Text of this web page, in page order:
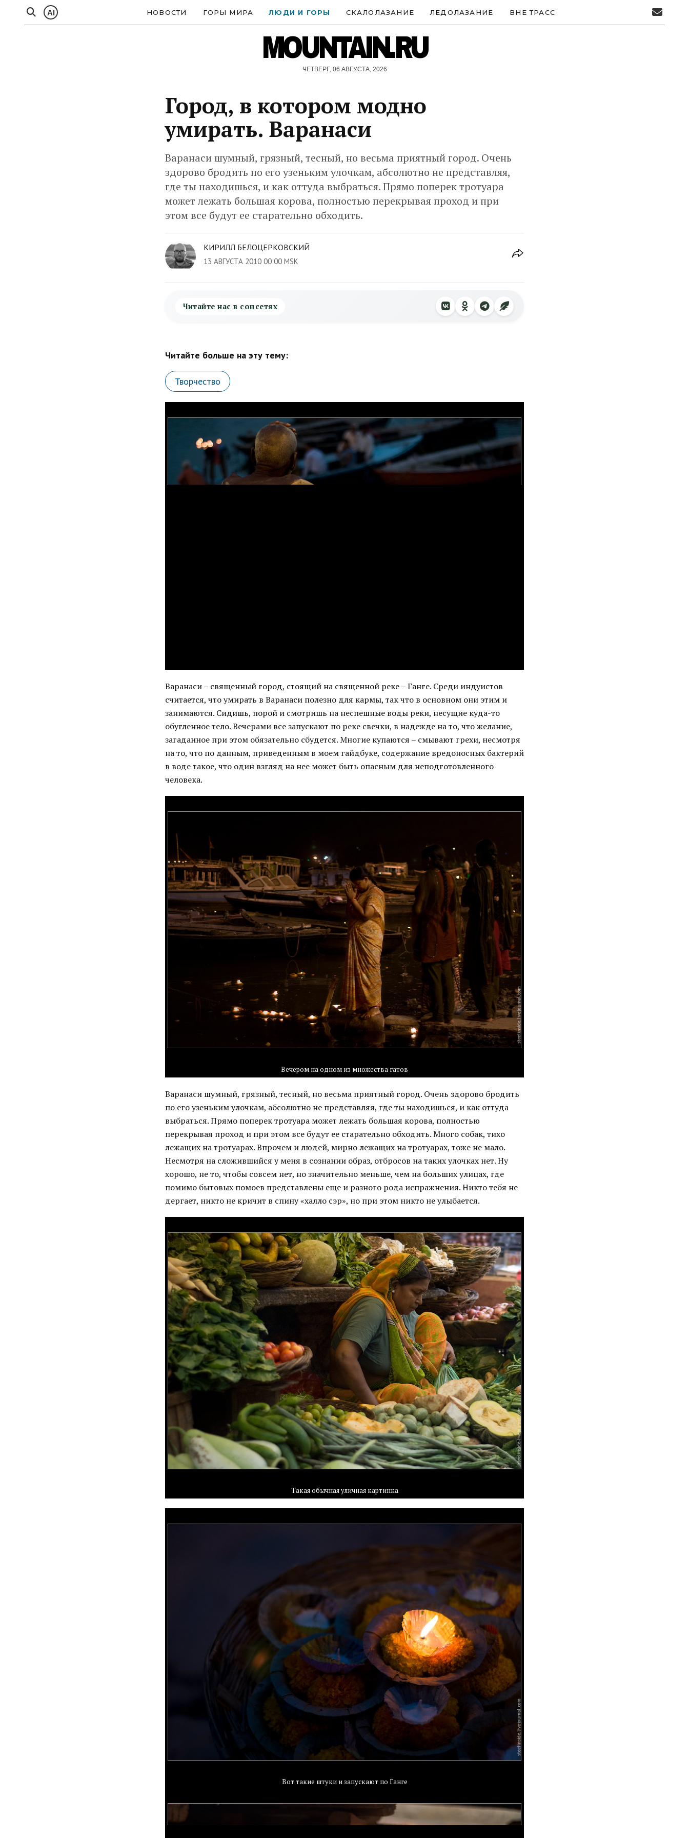
AI НОВОСТИ ГОРЫ МИРА ЛЮДИ И ГОРЫ СКАЛОЛАЗАНИЕ ЛЕДОЛАЗАНИЕ ВНЕ ТРАСС
MOUNTAIN.RU
ЧЕТВЕРГ, 06 АВГУСТА, 2026
Город, в котором модно
умирать. Варанаси
Варанаси шумный, грязный, тесный, но весьма приятный город. Очень
здорово бродить по его узеньким улочкам, абсолютно не представляя,
где ты находишься, и как оттуда выбраться. Прямо поперек тротуара
может лежать большая корова, полностью перекрывая проход и при
этом все будут ее старательно обходить.
КИРИЛЛ БЕЛОЦЕРКОВСКИЙ
13 АВГУСТА 2010 00:00 MSK
Читайте нас в соцсетях
Читайте больше на эту тему:
Творчество
Варанаси – священный город, стоящий на священной реке – Ганге. Среди индуистов
считается, что умирать в Варанаси полезно для кармы, так что в основном они этим и
занимаются. Сидишь, порой и смотришь на неспешные воды реки, несущие куда-то
обугленное тело. Вечерами все запускают по реке свечки, в надежде на то, что желание,
загаданное при этом обязательно сбудется. Многие купаются – смывают грехи, несмотря
на то, что по данным, приведенным в моем гайдбуке, содержание вредоносных бактерий
в воде такое, что один взгляд на нее может быть опасным для неподготовленного
человека.
Вечером на одном из множества гатов
Варанаси шумный, грязный, тесный, но весьма приятный город. Очень здорово бродить
по его узеньким улочкам, абсолютно не представляя, где ты находишься, и как оттуда
выбраться. Прямо поперек тротуара может лежать большая корова, полностью
перекрывая проход и при этом все будут ее старательно обходить. Много собак, тихо
лежащих на тротуарах. Впрочем и людей, мирно лежащих на тротуарах, тоже не мало.
Несмотря на сложившийся у меня в сознании образ, отбросов на таких улочках нет. Ну
хорошо, не то, чтобы совсем нет, но значительно меньше, чем на больших улицах, где
помимо бытовых помоев представлены еще и разного рода испражнения. Никто тебя не
дергает, никто не кричит в спину «халло сэр», но при этом никто не улыбается.
Такая обычная уличная картинка
Вот такие штуки и запускают по Ганге